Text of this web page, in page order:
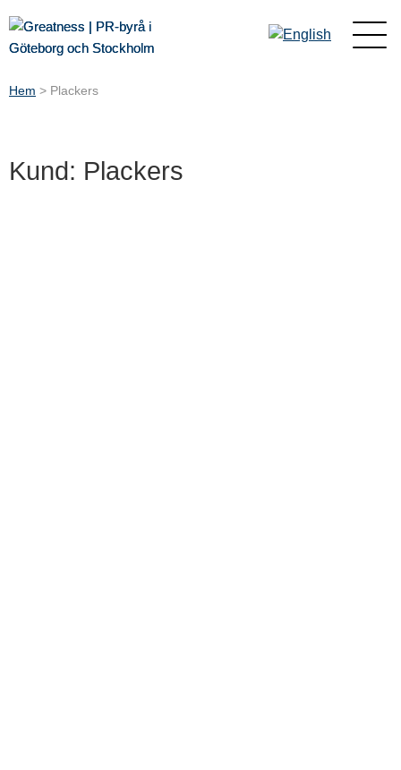
Hem > Plackers
Kund: Plackers